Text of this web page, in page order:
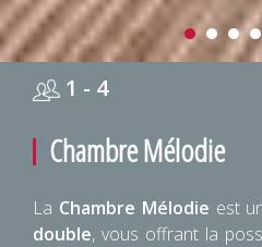
Chambre Mélodie
1 - 4
La Chambre Mélodie est
double, vous offrant la